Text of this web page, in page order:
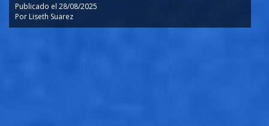
Publicado el 28/08/2025
Por Liseth Suarez